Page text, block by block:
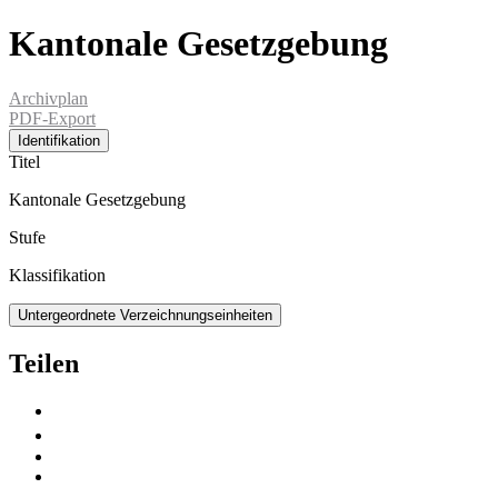
Kantonale Gesetzgebung
Archivplan
PDF-Export
Identifikation
Titel
Kantonale Gesetzgebung
Stufe
Klassifikation
Untergeordnete Verzeichnungseinheiten
Teilen